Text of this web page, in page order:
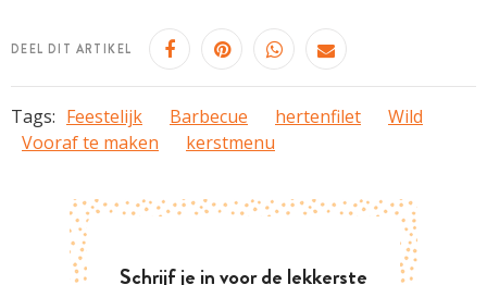
DEEL DIT ARTIKEL
Tags: Feestelijk Barbecue hertenfilet
Wild
Vooraf te maken
kerstmenu
Schrijf je in voor de lekkerste